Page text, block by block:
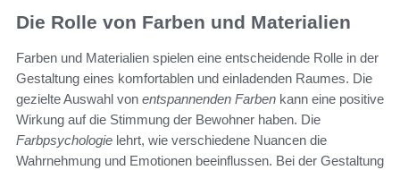
Die Rolle von Farben und Materialien
Farben und Materialien spielen eine entscheidende Rolle in der
Gestaltung eines komfortablen und einladenden Raumes. Die
gezielte Auswahl von entspannenden Farben kann eine positive
Wirkung auf die Stimmung der Bewohner haben. Die
Farbpsychologie lehrt, wie verschiedene Nuancen die
Wahrnehmung und Emotionen beeinflussen. Bei der Gestaltung